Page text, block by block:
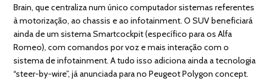
Brain, que centraliza num único computador sistemas referentes
à motorização, ao chassis e ao infotainment. O SUV beneficiará
ainda de um sistema Smartcockpit (específico para os Alfa
Romeo), com comandos por voz e mais interação com o
sistema de infotainment. A tudo isso adiciona ainda a tecnologia
“steer-by-wire”, já anunciada para no Peugeot Polygon concept.